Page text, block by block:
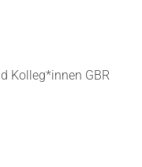
Kolleg*innen GBR